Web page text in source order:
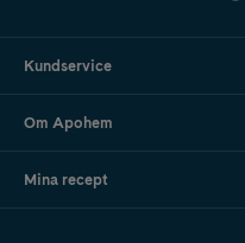
Kundservice
Om Apohem
Mina recept